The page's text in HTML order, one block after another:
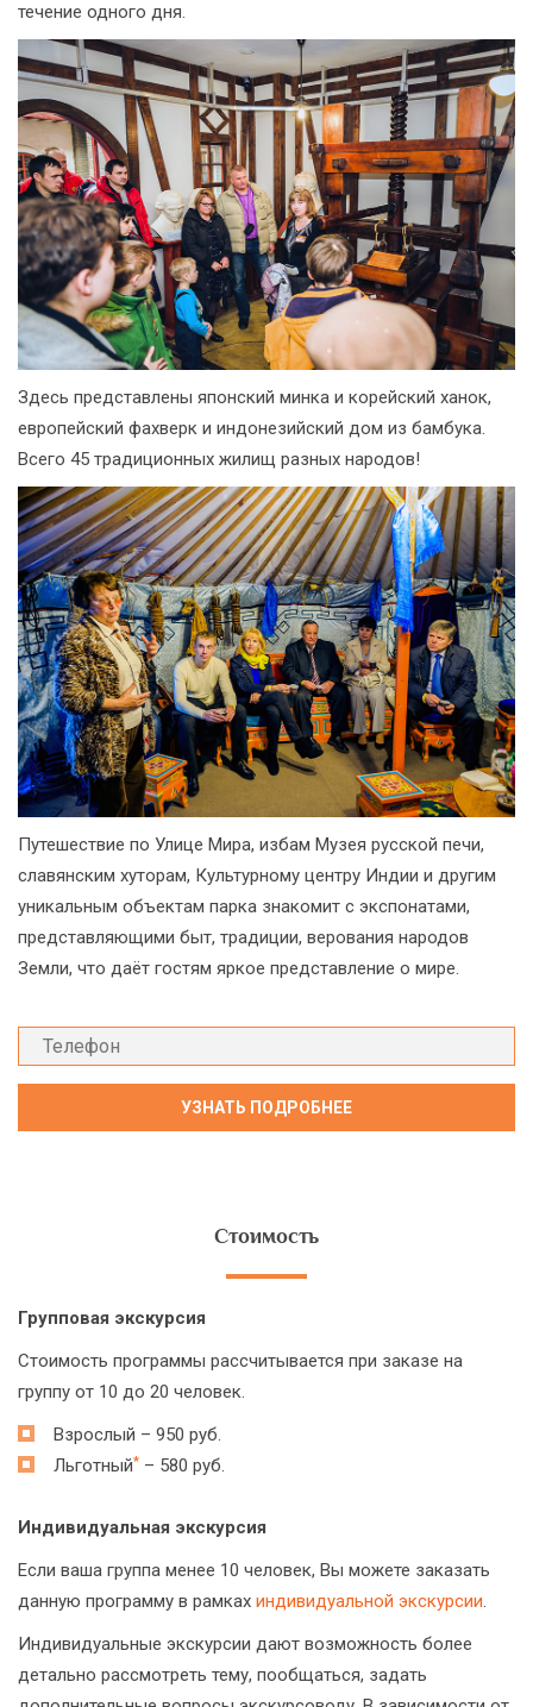
течение одного дня.
Здесь представлены японский минка и корейский ханок,
европейский фахверк и индонезийский дом из бамбука.
Всего 45 традиционных жилищ разных народов!
Путешествие по Улице Мира, избам Музея русской печи,
славянским хуторам, Культурному центру Индии и другим
уникальным объектам парка знакомит с экспонатами,
представляющими быт, традиции, верования народов
Земли, что даёт гостям яркое представление о мире.
Стоимость
Групповая экскурсия
Стоимость программы рассчитывается при заказе на
группу от 10 до 20 человек.
Взрослый – 950 руб.
Льготный* – 580 руб.
Индивидуальная экскурсия
Если ваша группа менее 10 человек, Вы можете заказать
данную программу в рамках индивидуальной экскурсии.
Индивидуальные экскурсии дают возможность более
детально рассмотреть тему, пообщаться, задать